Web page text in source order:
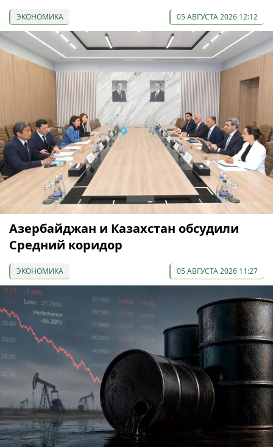
ЭКОНОМИКА 05 АВГУСТА 2026 12:12
Азербайджан и Казахстан обсудили
Средний коридор
ЭКОНОМИКА 05 АВГУСТА 2026 11:27